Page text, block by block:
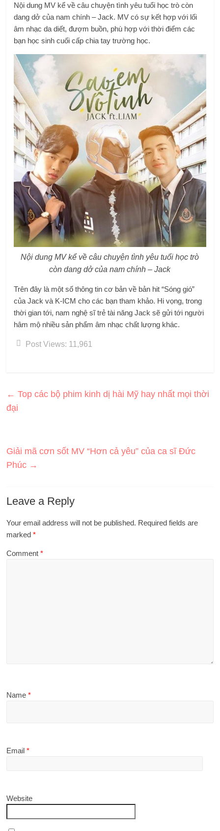
Nội dung MV kể về câu chuyện tình yêu tuổi học trò còn
dang dở của nam chính – Jack. MV có sự kết hợp với lối
âm nhạc da diết, đượm buồn, phù hợp với thời điểm các
bạn học sinh cuối cấp chia tay trường học.
Nội dung MV kể về câu chuyện tình yêu tuổi học trò
còn dang dở của nam chính – Jack
Trên đây là một số thông tin cơ bản về bản hit “Sóng gió”
của Jack và K-ICM cho các bạn tham khảo. Hi vọng, trong
thời gian tới, nam nghệ sĩ trẻ tài năng Jack sẽ gửi tới người
hâm mộ nhiều sản phẩm âm nhạc chất lượng khác.
Post Views: 11,961
← Top các bộ phim kinh dị hài Mỹ hay nhất mọi thời
đại
Giải mã cơn sốt MV “Hơn cả yêu” của ca sĩ Đức
Phúc →
Leave a Reply
Your email address will not be published. Required fields are
marked*
Comment*
Name*
Email*
Website